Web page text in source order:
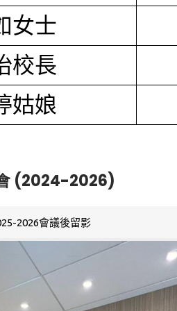
女士
校長
姑娘
(2024-2026)
2026會議後留影